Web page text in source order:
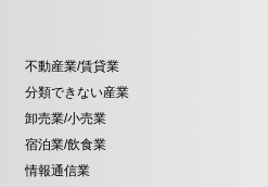
不動産業/賃貸業
分類できない産業
卸売業/小売業
宿泊業/飲食業
情報通信業